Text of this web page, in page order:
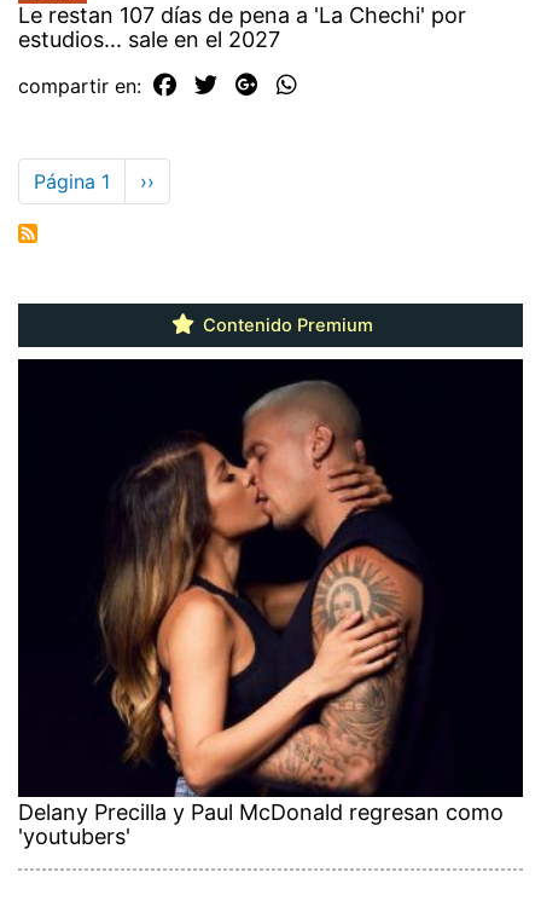
Le restan 107 días de pena a 'La Chechi' por
estudios... sale en el 2027
compartir en:
Paginación
Página 1
Siguiente
página
››
Contenido Premium
Delany Precilla y Paul McDonald regresan como
'youtubers'